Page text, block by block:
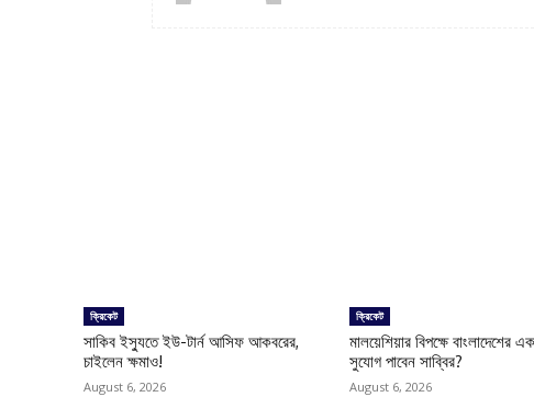
ক্রিকেট
সাকিব ইস্যুতে ইউ-টার্ন আসিফ আকবরের,
চাইলেন ক্ষমাও!
August 6, 2026
ক্রিকেট
মালয়েশিয়ার বিপক্ষে বাংলাদেশের
সুযোগ পাবেন সাব্বির?
August 6, 2026